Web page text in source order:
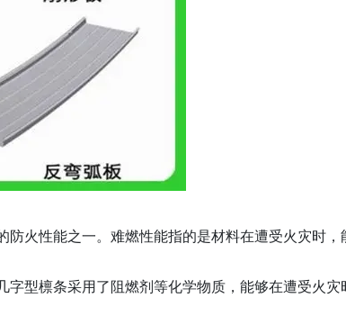
火性能之一。难燃性能指的是材料在遭受火灾时
型檩条采用了阻燃剂等化学物质，能够在遭受火灾